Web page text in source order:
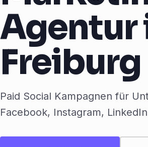
Agentur
Freiburg
Paid Social Kampagnen für
Facebook, Instagram,